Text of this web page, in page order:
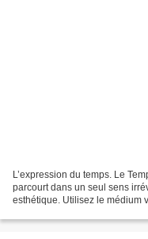
L’expression du temps. Le
parcourt dans un seul sens
esthétique. Utilisez le médium